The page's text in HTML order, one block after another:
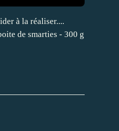
à la réaliser....
de smarties - 300 g